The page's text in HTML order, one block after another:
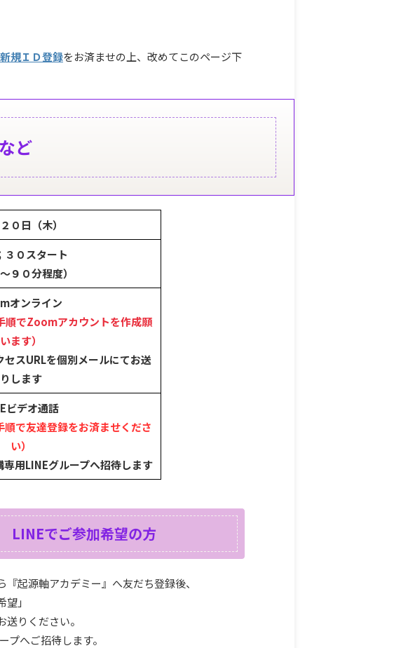
規ＩＤ登録をお済ませの上、改めてこのページ下
ど
０日（木）
３０スタート
９０分程度）
オンライン
順でZoomアカウントを作成願
います）
スURLを個別メールにてお送
りします
ビデオ通話
順で友達登録をお済ませくださ
い）
用LINEグループへ招待します
LINEでご参加希望の方
『起源軸アカデミー』へ友だち登録後、
望」
送りください。
プへご招待します。